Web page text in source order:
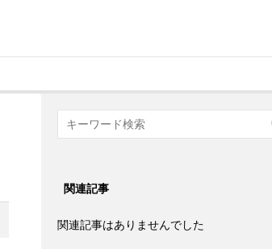
関連記事
関連記事はありませんでした